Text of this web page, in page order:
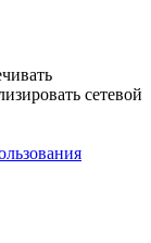
сетевой